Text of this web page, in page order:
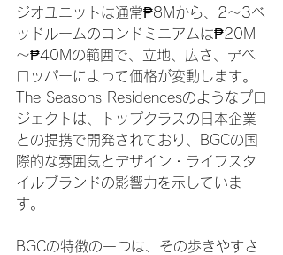
ジオユニットは通常₱8Mから、2～3ベ
ッドルームのコンドミニアムは₱20M
～₱40Mの範囲で、立地、広さ、デベ
ロッパーによって価格が変動します。
The Seasons Residencesのようなプロ
ジェクトは、トップクラスの日本企業
との提携で開発されており、BGCの国
際的な雰囲気とデザイン・ライフスタ
イルブランドの影響力を示していま
す。
BGCの特徴の一つは、その歩きやすさ